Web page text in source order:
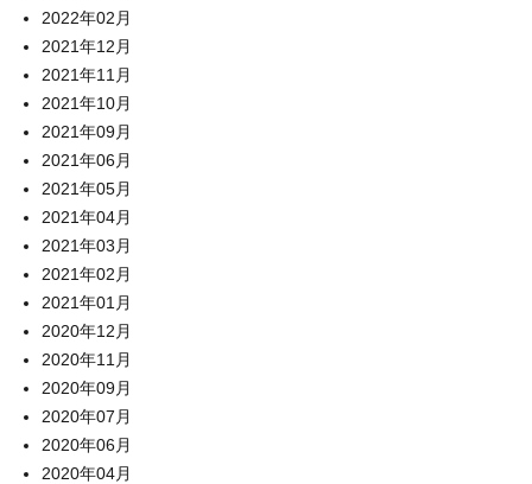
2022年02月
2021年12月
2021年11月
2021年10月
2021年09月
2021年06月
2021年05月
2021年04月
2021年03月
2021年02月
2021年01月
2020年12月
2020年11月
2020年09月
2020年07月
2020年06月
2020年04月